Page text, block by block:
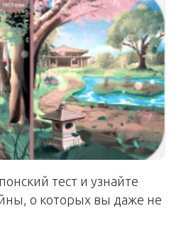
тест и узнайте
о которых вы даже не